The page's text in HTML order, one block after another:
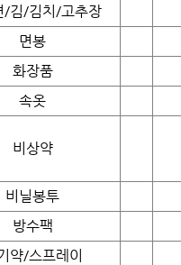
/김/김치/고추장
면봉
화장품
속옷
비상약
비닐봉투
방수팩
약/스프레이